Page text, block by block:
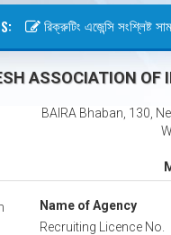
রিক্রুটিং এজেন্সি সংশ্লিষ্ট
ASSOCIATION OF
BAIRA Bhaban, 130,
Name of Agency
Recruiting Licence No.